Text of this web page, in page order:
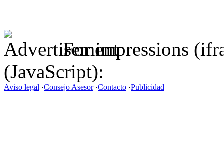
For impressions
(JavaScript):
Aviso legal ·Consejo Asesor·Contacto ·Publicidad